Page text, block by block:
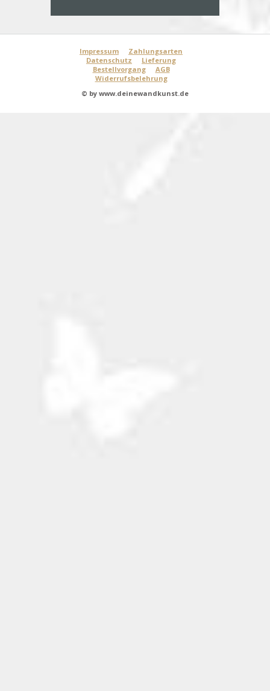
Impressum
Zahlungsarten
Datenschutz
Lieferung
Bestellvorgang
AGB
Widerrufsbelehrung
© by www.deinewandkunst.de